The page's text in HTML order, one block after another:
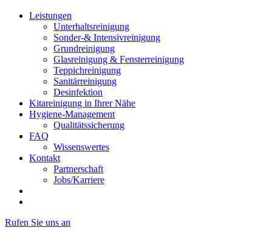
Leistungen
Unterhaltsreinigung
Sonder-& Intensivreinigung
Grundreinigung
Glasreinigung & Fensterreinigung
Teppichreinigung
Sanitärreinigung
Desinfektion
Kitareinigung in Ihrer Nähe
Hygiene-Management
Qualitätssicherung
FAQ
Wissenswertes
Kontakt
Partnerschaft
Jobs/Karriere
Rufen Sie uns an